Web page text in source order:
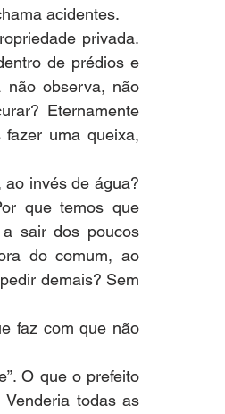
acidentes.
privada.
de prédios e
não observa, não
Eternamente
uma queixa,
invés de água?
que temos que
sair dos poucos
do comum, ao
demais? Sem
faz com que não
O que o prefeito
todas as